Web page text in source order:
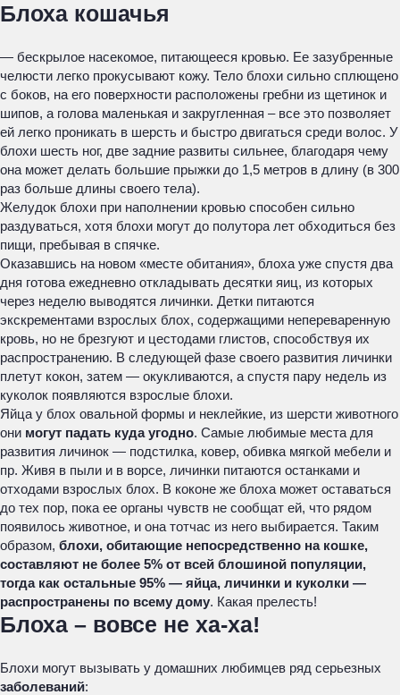
Блоха кошачья
— бескрылое насекомое, питающееся кровью. Ее зазубренные
челюсти легко прокусывают кожу. Тело блохи сильно сплющено
с боков, на его поверхности расположены гребни из щетинок и
шипов, а голова маленькая и закругленная – все это позволяет
ей легко проникать в шерсть и быстро двигаться среди волос. У
блохи шесть ног, две задние развиты сильнее, благодаря чему
она может делать большие прыжки до 1,5 метров в длину (в 300
раз больше длины своего тела).
Желудок блохи при наполнении кровью способен сильно
раздуваться, хотя блохи могут до полутора лет обходиться без
пищи, пребывая в спячке.
Оказавшись на новом «месте обитания», блоха уже спустя два
дня готова ежедневно откладывать десятки яиц, из которых
через неделю выводятся личинки. Детки питаются
экскрементами взрослых блох, содержащими непереваренную
кровь, но не брезгуют и цестодами глистов, способствуя их
распространению. В следующей фазе своего развития личинки
плетут кокон, затем — окукливаются, а спустя пару недель из
куколок появляются взрослые блохи.
Яйца у блох овальной формы и неклейкие, из шерсти животного
они могут падать куда угодно. Самые любимые места для
развития личинок — подстилка, ковер, обивка мягкой мебели и
пр. Живя в пыли и в ворсе, личинки питаются останками и
отходами взрослых блох. В коконе же блоха может оставаться
до тех пор, пока ее органы чувств не сообщат ей, что рядом
появилось животное, и она тотчас из него выбирается. Таким
образом, блохи, обитающие непосредственно на кошке,
составляют не более 5% от всей блошиной популяции,
тогда как остальные 95% — яйца, личинки и куколки —
распространены по всему дому. Какая прелесть!
Блоха – вовсе не ха-ха!
Блохи могут вызывать у домашних любимцев ряд серьезных
заболеваний: